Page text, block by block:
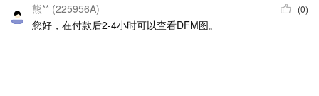
熊** (225956A) (0)
您好，在付款后2-4小时可以查看DFM图。